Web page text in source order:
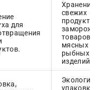
для
Хранение
свежих
товаров,
мясных и
рыбных
изделий.
упаковка